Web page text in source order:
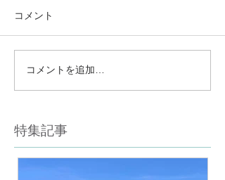
コメント
コメントを追加…
特集記事